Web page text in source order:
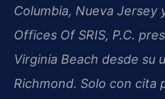
Columbia, Nueva Jersey
Offices Of SRIS, P.C.
Virginia Beach desde su
Richmond. Solo con cita